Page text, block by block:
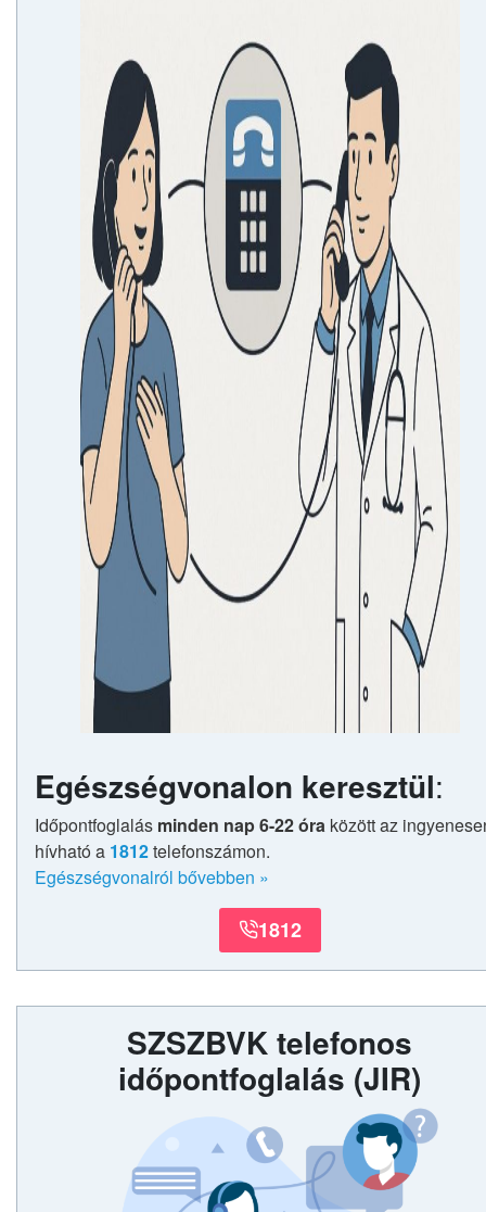
Egészségvonalon keresztül:
Időpontfoglalás minden nap 6-22 óra között az
hívható a 1812telefonszámon.
Egészségvonalról bővebben »
1812
SZSZBVK telefonos
időpontfoglalás (JIR)